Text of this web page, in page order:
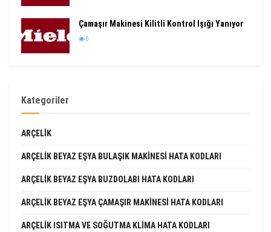
Çamaşır Makinesi Kilitli Kontrol Işığı Yanıyor
0
Kategoriler
ARÇELIK
ARÇELIK BEYAZ EŞYA BULAŞIK MAKINESI HATA KODLARI
ARÇELIK BEYAZ EŞYA BUZDOLABI HATA KODLARI
ARÇELIK BEYAZ EŞYA ÇAMAŞIR MAKINESI HATA KODLARI
ARÇELIK ISITMA VE SOĞUTMA KLIMA HATA KODLARI